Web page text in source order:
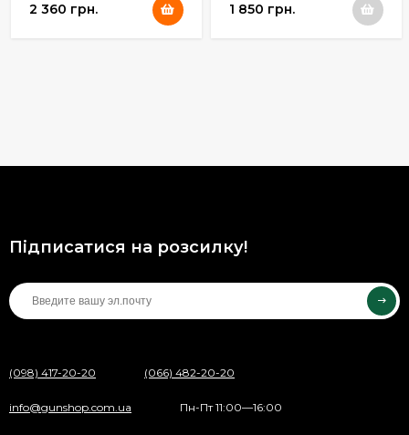
2 360 грн. 1 850 грн.
Підписатися на розсилку!
(098) 417-20-20 (066) 482-20-20
info@gunshop.com.ua Пн-Пт 11:00—16:00